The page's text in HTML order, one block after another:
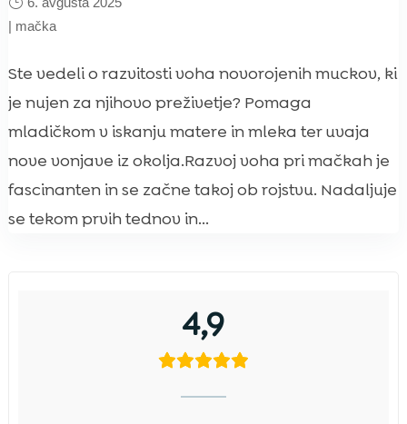
| mačka
Ste vedeli o razvitosti voha novorojenih muckov, ki
je nujen za njihovo preživetje? Pomaga
mladičkom v iskanju matere in mleka ter uvaja
nove vonjave iz okolja.Razvoj voha pri mačkah je
fascinanten in se začne takoj ob rojstvu. Nadaljuje
se tekom prvih tednov in...
4,9